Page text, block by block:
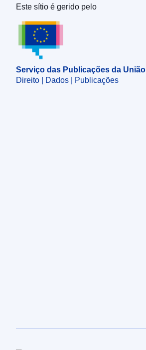
Serviço das Publicações da
Este sítio é gerido pelo
Serviço das Publicações da
Direito | Dados | Publicações